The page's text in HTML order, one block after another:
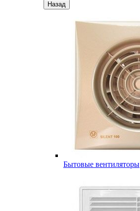
Назад
Бытовые вентиляторы